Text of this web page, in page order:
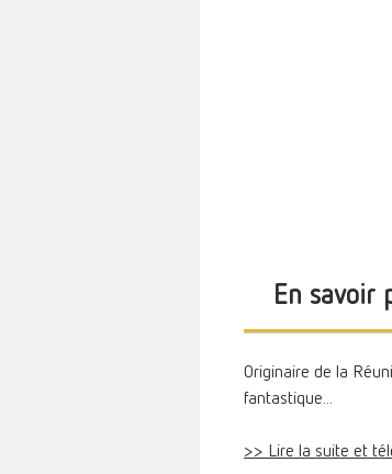
En savoir
Originaire de la
fantastique...
>> Lire la suite et